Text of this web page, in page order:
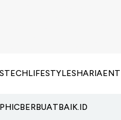
TECHLIFESTYLESHARIA
BERBUATBAIK.ID